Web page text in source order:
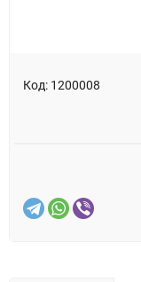
Код: 1200008